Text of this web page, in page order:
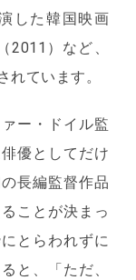
した韓国映画
2011）など、
れています。
ー・ドイル監
優としてだけ
長編監督作品
ことが決まっ
とらわれずに
と、「ただ、